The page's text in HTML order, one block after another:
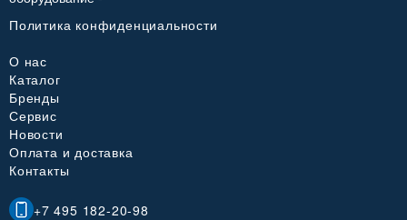
Политика конфиденциальности
О нас
Каталог
Бренды
Сервис
Новости
Оплата и доставка
Контакты
+7 495 182-20-98